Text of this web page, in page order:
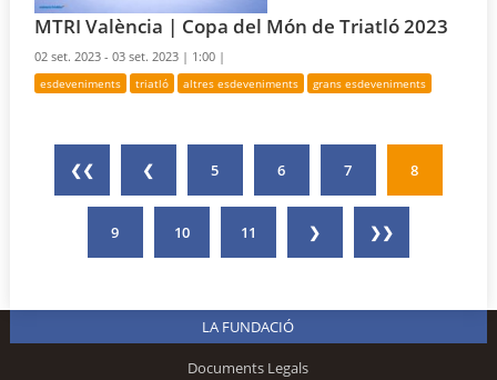
MTRI València | Copa del Món de Triatló 2023
02 set. 2023 - 03 set. 2023 | 1:00 |
esdeveniments triatló altres esdeveniments grans esdeveniments
❮❮ ❮ 5 6 7 8
9 10 11 ❯ ❯❯
LA FUNDACIÓ
Documents Legals